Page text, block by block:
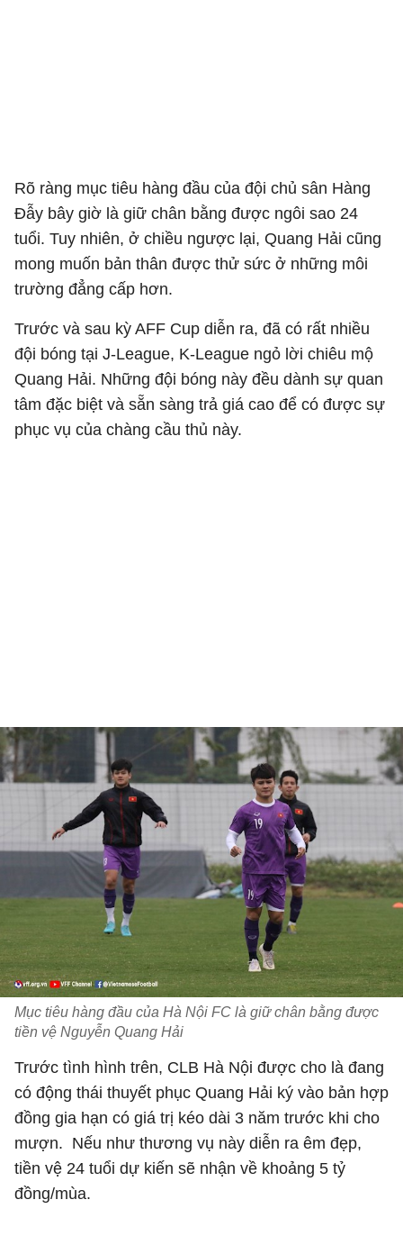
Rõ ràng mục tiêu hàng đầu của đội chủ sân Hàng
Đẫy bây giờ là giữ chân bằng được ngôi sao 24
tuổi. Tuy nhiên, ở chiều ngược lại, Quang Hải cũng
mong muốn bản thân được thử sức ở những môi
trường đẳng cấp hơn.
Trước và sau kỳ AFF Cup diễn ra, đã có rất nhiều
đội bóng tại J-League, K-League ngỏ lời chiêu mộ
Quang Hải. Những đội bóng này đều dành sự quan
tâm đặc biệt và sẵn sàng trả giá cao để có được sự
phục vụ của chàng cầu thủ này.
Mục tiêu hàng đầu của Hà Nội FC là giữ chân bằng được
tiền vệ Nguyễn Quang Hải
Trước tình hình trên, CLB Hà Nội được cho là đang
có động thái thuyết phục Quang Hải ký vào bản hợp
đồng gia hạn có giá trị kéo dài 3 năm trước khi cho
mượn. Nếu như thương vụ này diễn ra êm đẹp,
tiền vệ 24 tuổi dự kiến sẽ nhận về khoảng 5 tỷ
đồng/mùa.